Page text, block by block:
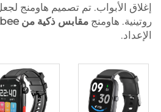
إغلاق الأبواب. تم تصميم هاومنج
روتينية. هاومنج مقابس ذكية من Zigbee
الإعداد.